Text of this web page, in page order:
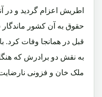
اطریش اعزام گردید و در
حقوق به آن کشور
قبل در همانجا وفات کرد.
به نقش دو برادرش که
ملک خان و فزونی